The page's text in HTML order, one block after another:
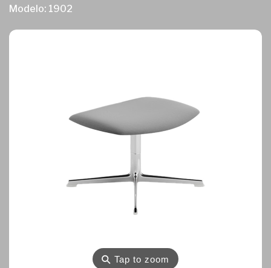
Modelo: 1902
⚲Tap to zoom